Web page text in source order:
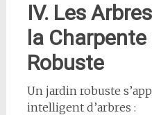
IV. Les
la
Robuste
Un jardin robuste
intelligent d’arbres :